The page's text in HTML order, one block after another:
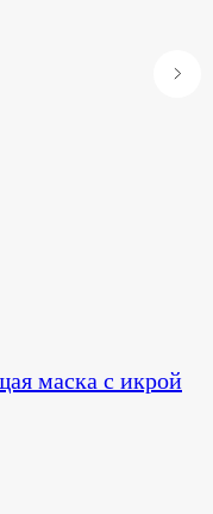
маска с икрой